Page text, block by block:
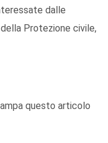
dalle
Protezione civile,
questo articolo